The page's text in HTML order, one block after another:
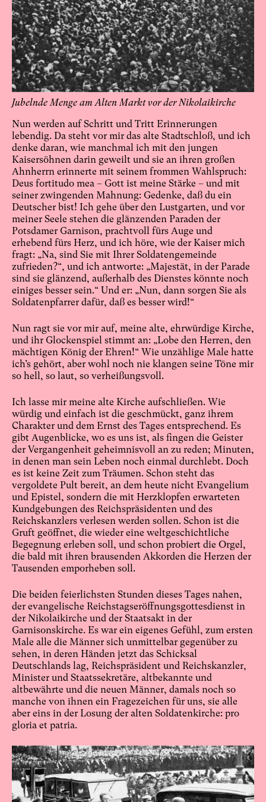
Jubelnde Menge am Alten Markt vor der Nikolaikirche
Nun werden auf Schritt und Tritt Erinnerungen
lebendig. Da steht vor mir das alte Stadtschloß, und ich
denke daran, wie manchmal ich mit den jungen
Kaisersöhnen darin geweilt und sie an ihren großen
Ahnherrn erinnerte mit seinem frommen Wahlspruch:
Deus fortitudo mea – Gott ist meine Stärke – und mit
seiner zwingenden Mahnung: Gedenke, daß du ein
Deutscher bist! Ich gehe über den Lustgarten, und vor
meiner Seele stehen die glänzenden Paraden der
Potsdamer Garnison, prachtvoll fürs Auge und
erhebend fürs Herz, und ich höre, wie der Kaiser mich
fragt: „Na, sind Sie mit Ihrer Soldatengemeinde
zufrieden?“, und ich antworte: „Majestät, in der Parade
sind sie glänzend, außerhalb des Dienstes könnte noch
einiges besser sein.“ Und er: „Nun, dann sorgen Sie als
Soldatenpfarrer dafür, daß es besser wird!“
Nun ragt sie vor mir auf, meine alte, ehrwürdige Kirche,
und ihr Glockenspiel stimmt an: „Lobe den Herren, den
mächtigen König der Ehren!“ Wie unzählige Male hatte
ich’s gehört, aber wohl noch nie klangen seine Töne mir
so hell, so laut, so verheißungsvoll.
Ich lasse mir meine alte Kirche aufschließen. Wie
würdig und einfach ist die geschmückt, ganz ihrem
Charakter und dem Ernst des Tages entsprechend. Es
gibt Augenblicke, wo es uns ist, als fingen die Geister
der Vergangenheit geheimnisvoll an zu reden; Minuten,
in denen man sein Leben noch einmal durchlebt. Doch
es ist keine Zeit zum Träumen. Schon steht das
vergoldete Pult bereit, an dem heute nicht Evangelium
und Epistel, sondern die mit Herzklopfen erwarteten
Kundgebungen des Reichspräsidenten und des
Reichskanzlers verlesen werden sollen. Schon ist die
Gruft geöffnet, die wieder eine weltgeschichtliche
Begegnung erleben soll, und schon probiert die Orgel,
die bald mit ihren brausenden Akkorden die Herzen der
Tausenden emporheben soll.
Die beiden feierlichsten Stunden dieses Tages nahen,
der evangelische Reichstagseröffnungsgottesdienst in
der Nikolaikirche und der Staatsakt in der
Garnisonskirche. Es war ein eigenes Gefühl, zum ersten
Male alle die Männer sich unmittelbar gegenüber zu
sehen, in deren Händen jetzt das Schicksal
Deutschlands lag, Reichspräsident und Reichskanzler,
Minister und Staatssekretäre, altbekannte und
altbewährte und die neuen Männer, damals noch so
manche von ihnen ein Fragezeichen für uns, sie alle
aber eins in der Losung der alten Soldatenkirche: pro
gloria et patria.